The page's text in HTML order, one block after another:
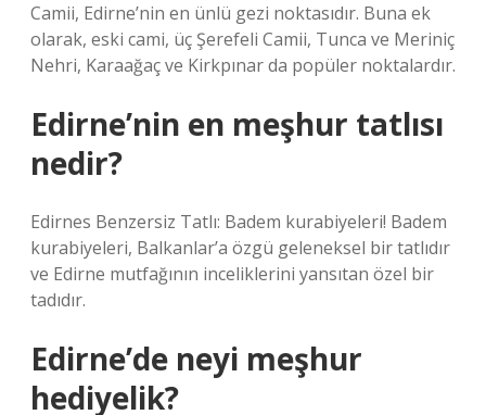
Camii, Edirne’nin en ünlü gezi noktasıdır. Buna ek
olarak, eski cami, üç Şerefeli Camii, Tunca ve Meriniç
Nehri, Karaağaç ve Kirkpınar da popüler noktalardır.
Edirne’nin en meşhur tatlısı
nedir?
Edirnes Benzersiz Tatlı: Badem kurabiyeleri! Badem
kurabiyeleri, Balkanlar’a özgü geleneksel bir tatlıdır
ve Edirne mutfağının inceliklerini yansıtan özel bir
tadıdır.
Edirne’de neyi meşhur
hediyelik?